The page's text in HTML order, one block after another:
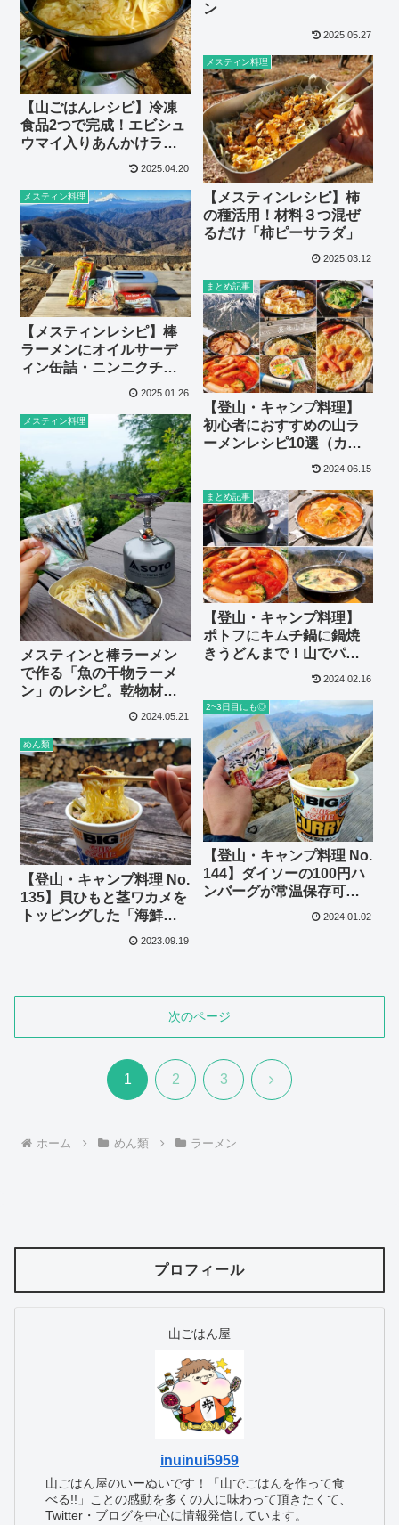
ン
2025.05.27
【山ごはんレシピ】冷凍
食品2つで完成！エビシュ
ウマイ入りあんかけラー
メンの超簡単レシピ
2025.04.20
メスティン料理
【メスティンレシピ】柿
の種活用！材料３つ混ぜ
るだけ「柿ピーサラダ」
2025.03.12
メスティン料理
【メスティンレシピ】棒
ラーメンにオイルサーデ
ィン缶詰・ニンニクチッ
プをトッピングする絶品
すめ！
2025.01.26
まとめ記事
【登山・キャンプ料理】
初心者におすすめの山ラ
ーメンレシピ10選（カッ
プ麺・袋麺・棒ラーメン
2024.06.15
メスティン料理
メスティンと棒ラーメン
で作る「魚の干物ラーメ
ン」のレシピ。乾物材料
で長期縦走時にも！
2024.05.21
まとめ記事
【登山・キャンプ料理】
ポトフにキムチ鍋に鍋焼
きうどんまで！山でパパ
ッとつくれる鍋料理のレ
2024.02.16
2~3日目にも◎
【登山・キャンプ料理 No.
144】ダイソーの100円ハ
ンバーグが常温保存可能
で登山飯に超優秀!!カレー
2024.01.02
めん類
【登山・キャンプ料理 No.
135】貝ひもと茎ワカメを
トッピングした「海鮮出
汁カップ麺」がすごい！
2023.09.19
次のページ
1 2 3 次
ホーム めん類 ラーメン
プロフィール
山ごはん屋
inuinui5959
山ごはん屋のいーぬいです！「山でごはんを作って食
べる!!」ことの感動を多くの人に味わって頂きたくて、
Twitter・ブログを中心に情報発信しています。